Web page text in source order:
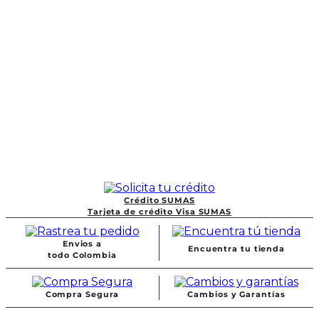
Crédito SUMAS
Tarjeta de crédito Visa SUMAS
Envios a
todo Colombia
Encuentra tu tienda
Compra Segura Cambios y Garantías